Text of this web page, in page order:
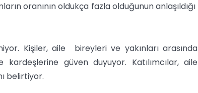
oranının oldukça fazla olduğunun anlaşıldığı
Kişiler, aile bireyleri ve yakınları arasında
güven duyuyor. Katılımcılar, aile
belirtiyor.